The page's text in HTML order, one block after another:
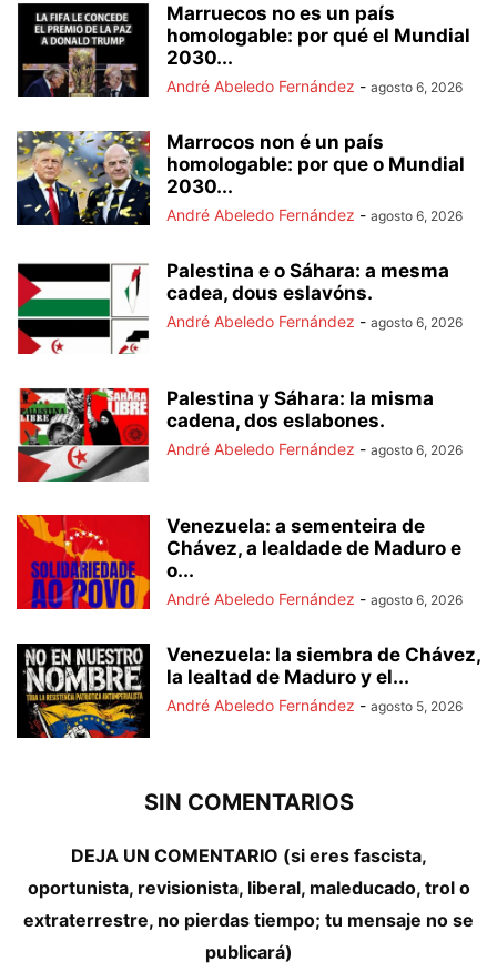
Marruecos no es un país
homologable: por qué el Mundial
2030...
André Abeledo Fernández - agosto 6, 2026
Marrocos non é un país
homologable: por que o Mundial
2030...
André Abeledo Fernández - agosto 6, 2026
Palestina e o Sáhara: a mesma
cadea, dous eslavóns.
André Abeledo Fernández - agosto 6, 2026
Palestina y Sáhara: la misma
cadena, dos eslabones.
André Abeledo Fernández - agosto 6, 2026
Venezuela: a sementeira de
Chávez, a lealdade de Maduro e
o...
André Abeledo Fernández - agosto 6, 2026
Venezuela: la siembra de Chávez,
la lealtad de Maduro y el...
André Abeledo Fernández - agosto 5, 2026
SIN COMENTARIOS
DEJA UN COMENTARIO (si eres fascista,
oportunista, revisionista, liberal, maleducado, trol o
extraterrestre, no pierdas tiempo; tu mensaje no se
publicará)